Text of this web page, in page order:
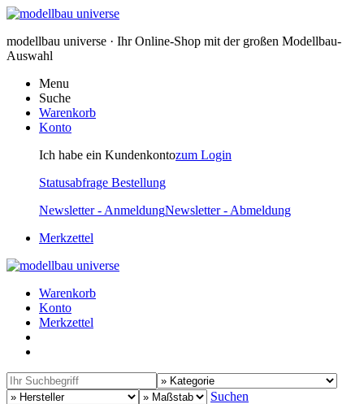
modellbau universe · Ihr Online-Shop mit der großen Modellbau-
Auswahl
Menu
Suche
Warenkorb
Konto
Ich habe ein Kundenkontozum Login
Statusabfrage Bestellung
Newsletter - AnmeldungNewsletter - Abmeldung
Merkzettel
Warenkorb
Konto
Merkzettel
Suchen